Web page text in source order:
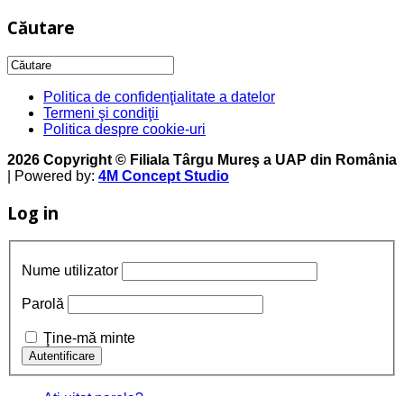
Căutare
Politica de confidenţialitate a datelor
Termeni şi condiţii
Politica despre cookie-uri
2026 Copyright © Filiala Târgu Mureş a UAP din România
| Powered by: 4M Concept Studio
Log in
Nume utilizator
Parolă
Ţine-mă minte